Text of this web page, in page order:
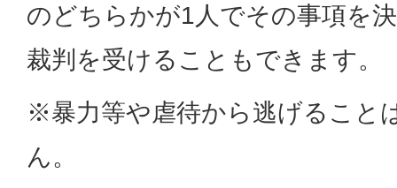
のどちらかが1人でその事項を
裁判を受けることもできます。
※暴力等や虐待から逃げること
ん。